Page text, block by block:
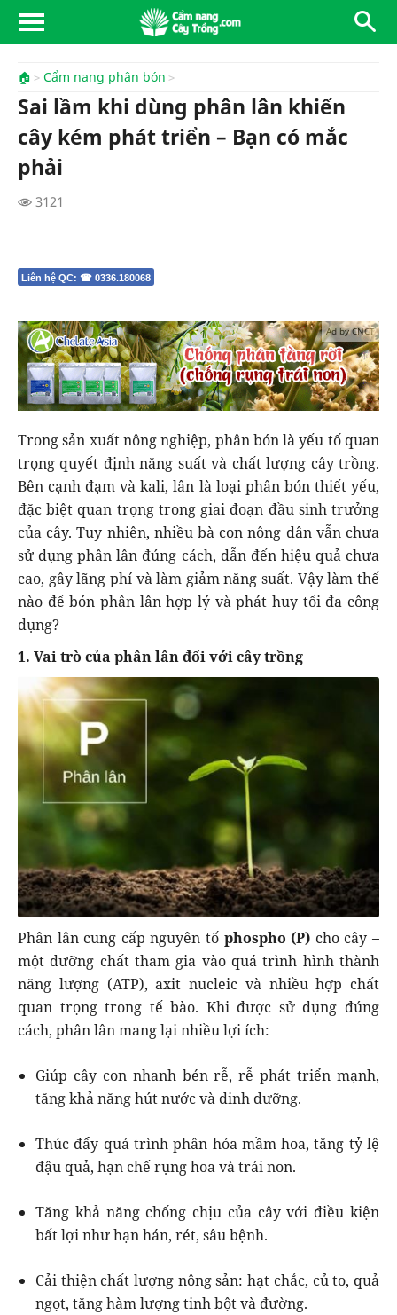
🏠 Cẩm nang phân bón
Sai lầm khi dùng phân lân khiến
cây kém phát triển – Bạn có mắc
phải
3121
Liên hệ QC: ☎ 0336.180068
Ad by CNCT
Trong sản xuất nông nghiệp, phân bón là yếu tố quan
trọng quyết định năng suất và chất lượng cây trồng.
Bên cạnh đạm và kali, lân là loại phân bón thiết yếu,
đặc biệt quan trọng trong giai đoạn đầu sinh trưởng
của cây. Tuy nhiên, nhiều bà con nông dân vẫn chưa
sử dụng phân lân đúng cách, dẫn đến hiệu quả chưa
cao, gây lãng phí và làm giảm năng suất. Vậy làm thế
nào để bón phân lân hợp lý và phát huy tối đa công
dụng?
1. Vai trò của phân lân đối với cây trồng
Phân lân cung cấp nguyên tố phospho (P) cho cây –
một dưỡng chất tham gia vào quá trình hình thành
năng lượng (ATP), axit nucleic và nhiều hợp chất
quan trọng trong tế bào. Khi được sử dụng đúng
cách, phân lân mang lại nhiều lợi ích:
Giúp cây con nhanh bén rễ, rễ phát triển mạnh,
tăng khả năng hút nước và dinh dưỡng.
Thúc đẩy quá trình phân hóa mầm hoa, tăng tỷ lệ
đậu quả, hạn chế rụng hoa và trái non.
Tăng khả năng chống chịu của cây với điều kiện
bất lợi như hạn hán, rét, sâu bệnh.
Cải thiện chất lượng nông sản: hạt chắc, củ to, quả
ngọt, tăng hàm lượng tinh bột và đường.